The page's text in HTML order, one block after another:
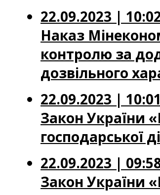
22.09.2023 |
Наказ
контролю за
дозвільного
22.09.2023 |
Закон України
господарської
22.09.2023 |
Закон України